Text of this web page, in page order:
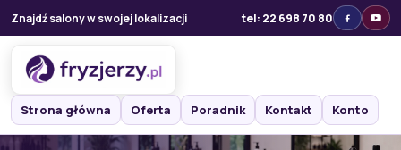
Znajdź salony w swojej lokalizacji tel: 22 698 70 80
Strona główna Oferta Poradnik Kontakt Konto